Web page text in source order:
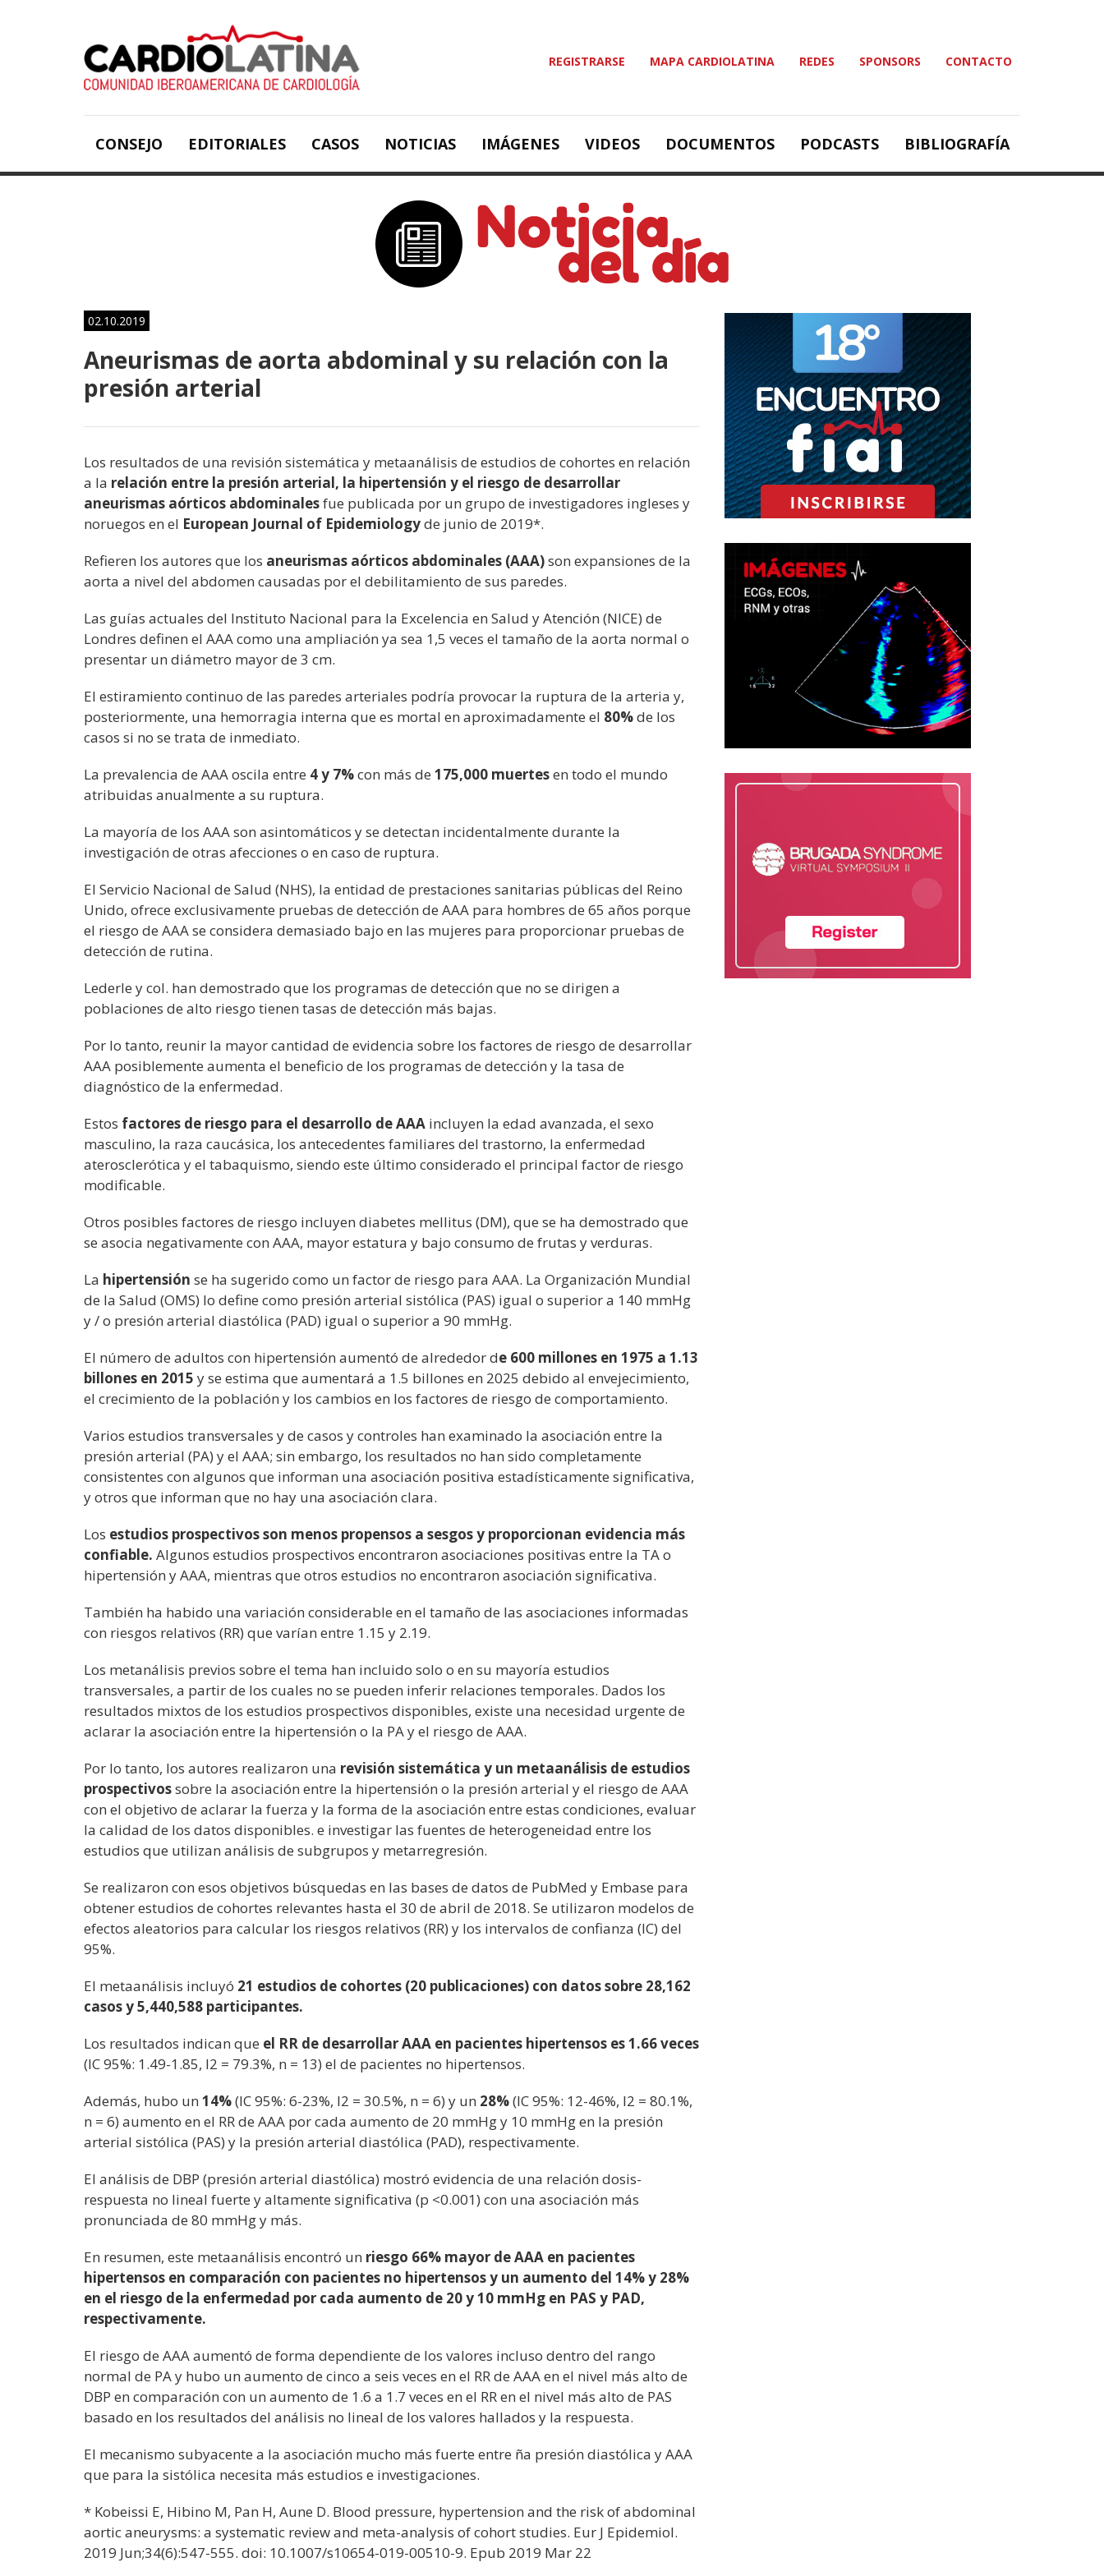
REGISTRARSE MAPA CARDIOLATINA REDES SPONSORS CONTACTO
CONSEJO EDITORIALES CASOS NOTICIAS IMÁGENES VIDEOS DOCUMENTOS PODCASTS BIBLIOGRAFÍA
02.10.2019
Aneurismas de aorta abdominal y su relación con la
presión arterial
Los resultados de una revisión sistemática y metaanálisis de estudios de cohortes en relación
a la relación entre la presión arterial, la hipertensión y el riesgo de desarrollar
aneurismas aórticos abdominalesfue publicada por un grupo de investigadores ingleses y
noruegos en el European Journal of Epidemiologyde junio de 2019*.
Refieren los autores que los aneurismas aórticos abdominales (AAA)son expansiones de la
aorta a nivel del abdomen causadas por el debilitamiento de sus paredes.
Las guías actuales del Instituto Nacional para la Excelencia en Salud y Atención (NICE) de
Londres definen el AAA como una ampliación ya sea 1,5 veces el tamaño de la aorta normal o
presentar un diámetro mayor de 3 cm.
El estiramiento continuo de las paredes arteriales podría provocar la ruptura de la arteria y,
posteriormente, una hemorragia interna que es mortal en aproximadamente el 80%de los
casos si no se trata de inmediato.
La prevalencia de AAA oscila entre 4 y 7%con más de 175,000 muertesen todo el mundo
atribuidas anualmente a su ruptura.
La mayoría de los AAA son asintomáticos y se detectan incidentalmente durante la
investigación de otras afecciones o en caso de ruptura.
El Servicio Nacional de Salud (NHS), la entidad de prestaciones sanitarias públicas del Reino
Unido, ofrece exclusivamente pruebas de detección de AAA para hombres de 65 años porque
el riesgo de AAA se considera demasiado bajo en las mujeres para proporcionar pruebas de
detección de rutina.
Lederle y col. han demostrado que los programas de detección que no se dirigen a
poblaciones de alto riesgo tienen tasas de detección más bajas.
Por lo tanto, reunir la mayor cantidad de evidencia sobre los factores de riesgo de desarrollar
AAA posiblemente aumenta el beneficio de los programas de detección y la tasa de
diagnóstico de la enfermedad.
Estos factores de riesgo para el desarrollo de AAA incluyen la edad avanzada, el sexo
masculino, la raza caucásica, los antecedentes familiares del trastorno, la enfermedad
aterosclerótica y el tabaquismo, siendo este último considerado el principal factor de riesgo
modificable.
Otros posibles factores de riesgo incluyen diabetes mellitus (DM), que se ha demostrado que
se asocia negativamente con AAA, mayor estatura y bajo consumo de frutas y verduras.
La hipertensión se ha sugerido como un factor de riesgo para AAA. La Organización Mundial
de la Salud (OMS) lo define como presión arterial sistólica (PAS) igual o superior a 140 mmHg
y / o presión arterial diastólica (PAD) igual o superior a 90 mmHg.
El número de adultos con hipertensión aumentó de alrededor de 600 millones en 1975 a 1.13
billones en 2015 y se estima que aumentará a 1.5 billones en 2025 debido al envejecimiento,
el crecimiento de la población y los cambios en los factores de riesgo de comportamiento.
Varios estudios transversales y de casos y controles han examinado la asociación entre la
presión arterial (PA) y el AAA; sin embargo, los resultados no han sido completamente
consistentes con algunos que informan una asociación positiva estadísticamente significativa,
y otros que informan que no hay una asociación clara.
Los estudios prospectivos son menos propensos a sesgos y proporcionan evidencia más
confiable. Algunos estudios prospectivos encontraron asociaciones positivas entre la TA o
hipertensión y AAA, mientras que otros estudios no encontraron asociación significativa.
También ha habido una variación considerable en el tamaño de las asociaciones informadas
con riesgos relativos (RR) que varían entre 1.15 y 2.19.
Los metanálisis previos sobre el tema han incluido solo o en su mayoría estudios
transversales, a partir de los cuales no se pueden inferir relaciones temporales. Dados los
resultados mixtos de los estudios prospectivos disponibles, existe una necesidad urgente de
aclarar la asociación entre la hipertensión o la PA y el riesgo de AAA.
Por lo tanto, los autores realizaron una revisión sistemática y un metaanálisis de estudios
prospectivossobre la asociación entre la hipertensión o la presión arterial y el riesgo de AAA
con el objetivo de aclarar la fuerza y la forma de la asociación entre estas condiciones, evaluar
la calidad de los datos disponibles. e investigar las fuentes de heterogeneidad entre los
estudios que utilizan análisis de subgrupos y metarregresión.
Se realizaron con esos objetivos búsquedas en las bases de datos de PubMed y Embase para
obtener estudios de cohortes relevantes hasta el 30 de abril de 2018. Se utilizaron modelos de
efectos aleatorios para calcular los riesgos relativos (RR) y los intervalos de confianza (IC) del
95%.
El metaanálisis incluyó 21 estudios de cohortes (20 publicaciones) con datos sobre 28,162
casos y 5,440,588 participantes.
Los resultados indican que el RR de desarrollar AAA en pacientes hipertensos es 1.66 veces
(IC 95%: 1.49-1.85, I2 = 79.3%, n = 13) el de pacientes no hipertensos.
Además, hubo un 14%(IC 95%: 6-23%, I2 = 30.5%, n = 6) y un 28%(IC 95%: 12-46%, I2 = 80.1%,
n = 6) aumento en el RR de AAA por cada aumento de 20 mmHg y 10 mmHg en la presión
arterial sistólica (PAS) y la presión arterial diastólica (PAD), respectivamente.
El análisis de DBP (presión arterial diastólica) mostró evidencia de una relación dosis-
respuesta no lineal fuerte y altamente significativa (p <0.001) con una asociación más
pronunciada de 80 mmHg y más.
En resumen, este metaanálisis encontró un riesgo 66% mayor de AAA en pacientes
hipertensos en comparación con pacientes no hipertensos y un aumento del 14% y 28%
en el riesgo de la enfermedad por cada aumento de 20 y 10 mmHg en PAS y PAD,
respectivamente.
El riesgo de AAA aumentó de forma dependiente de los valores incluso dentro del rango
normal de PA y hubo un aumento de cinco a seis veces en el RR de AAA en el nivel más alto de
DBP en comparación con un aumento de 1.6 a 1.7 veces en el RR en el nivel más alto de PAS
basado en los resultados del análisis no lineal de los valores hallados y la respuesta.
El mecanismo subyacente a la asociación mucho más fuerte entre ña presión diastólica y AAA
que para la sistólica necesita más estudios e investigaciones.
* Kobeissi E, Hibino M, Pan H, Aune D. Blood pressure, hypertension and the risk of abdominal
aortic aneurysms: a systematic review and meta-analysis of cohort studies. Eur J Epidemiol.
2019 Jun;34(6):547-555. doi: 10.1007/s10654-019-00510-9. Epub 2019 Mar 22